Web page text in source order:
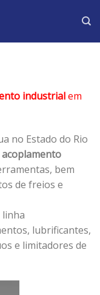
industrialem
no Estado do Rio
acoplamento
bem
de freios e
linha
lubrificantes,
e limitadores de